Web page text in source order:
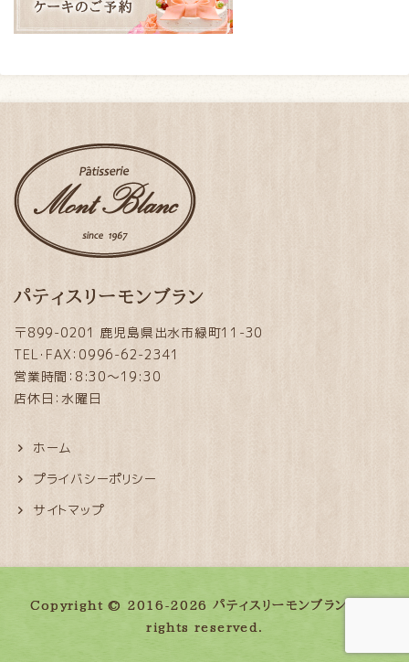
パティスリーモンブラン
〒899-0201 鹿児島県出水市緑町11-30
TEL・FAX：0996-62-2341
営業時間：8:30～19:30
店休日：水曜日
ホーム
プライバシーポリシー
サイトマップ
Copyright © 2016-2026 パティスリーモンブラン. All
rights reserved.